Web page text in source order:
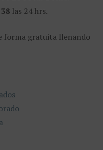
las 24 hrs.
forma gratuita llenando